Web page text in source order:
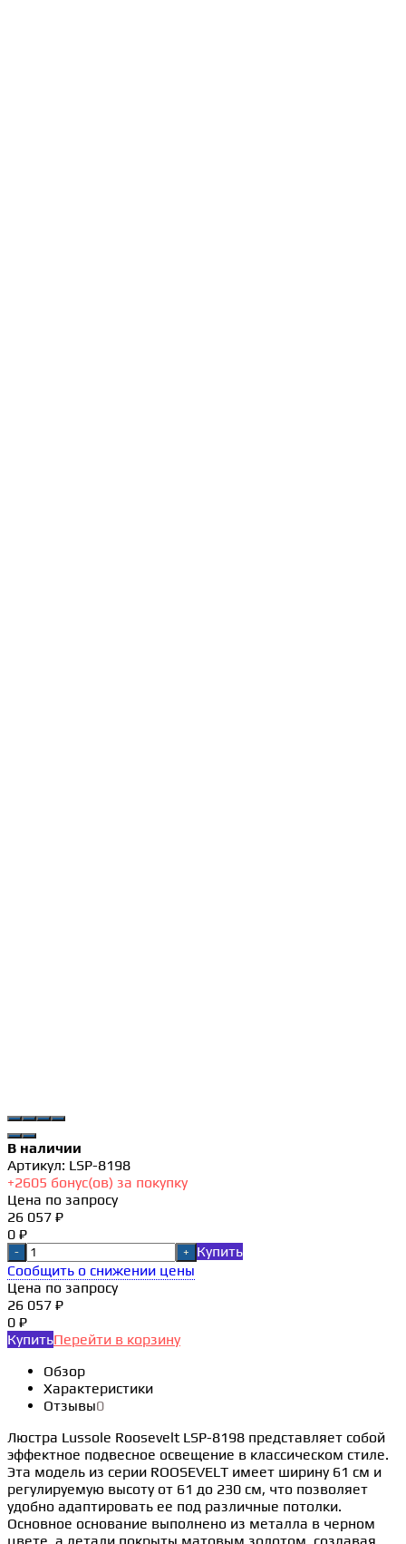
В наличии
Артикул: LSP-8198
+2605 бонус(ов) за покупку
Цена по запросу
26 057 ₽
0 ₽
- +
Купить
Сообщить о снижении цены
Цена по запросу
26 057 ₽
0 ₽
КупитьПерейти в корзину
Обзор
Характеристики
Отзывы0
Люстра Lussole Roosevelt LSP-8198 представляет собой
эффектное подвесное освещение в классическом стиле.
Эта модель из серии ROOSEVELT имеет ширину 61 см и
регулируемую высоту от 61 до 230 см, что позволяет
удобно адаптировать ее под различные потолки.
Основное основание выполнено из металла в черном